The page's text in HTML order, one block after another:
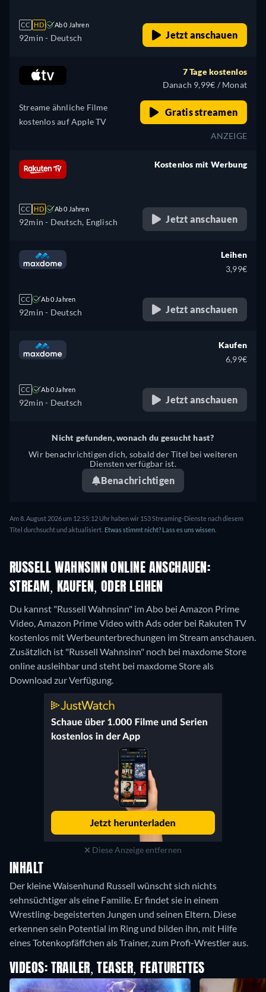
CC HD Ab 0 Jahren
92min - Deutsch Jetzt anschauen
Streame ähnliche Filme
kostenlos auf Apple TV
7 Tage kostenlos
Danach 9,99€ / Monat
Gratis streamen
ANZEIGE
CC HD Ab 0 Jahren
92min - Deutsch, Englisch
Kostenlos mit Werbung
Jetzt anschauen
CC Ab 0 Jahren
92min - Deutsch
Leihen
3,99€
Jetzt anschauen
CC Ab 0 Jahren
92min - Deutsch
Kaufen
6,99€
Jetzt anschauen
Nicht gefunden, wonach du gesucht hast?
Wir benachrichtigen dich, sobald der Titel bei weiteren
Diensten verfügbar ist.
Benachrichtigen
Am 8. August 2026 um 12:55:12 Uhr haben wir 153 Streaming-Dienste nach diesem
Titel durchsucht und aktualisiert. Etwas stimmt nicht? Lass es uns wissen.
RUSSELL WAHNSINN ONLINE ANSCHAUEN:
STREAM, KAUFEN, ODER LEIHEN
Du kannst "Russell Wahnsinn" im Abo bei Amazon Prime
Video, Amazon Prime Video with Ads oder bei Rakuten TV
kostenlos mit Werbeunterbrechungen im Stream anschauen.
Zusätzlich ist "Russell Wahnsinn" noch bei maxdome Store
online ausleihbar und steht bei maxdome Store als
Download zur Verfügung.
Diese Anzeige entfernen
INHALT
Der kleine Waisenhund Russell wünscht sich nichts
sehnsüchtiger als eine Familie. Er findet sie in einem
Wrestling-begeisterten Jungen und seinen Eltern. Diese
erkennen sein Potential im Ring und bilden ihn, mit Hilfe
eines Totenkopfäffchen als Trainer, zum Profi-Wrestler aus.
VIDEOS: TRAILER, TEASER, FEATURETTES